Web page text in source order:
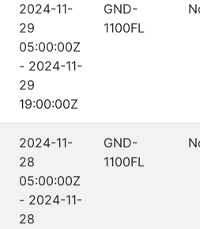
2024-11-
29
05:00:00Z
- 2024-11-
29
19:00:00Z
GND-
1100FL
2024-11-
28
05:00:00Z
- 2024-11-
28
GND-
1100FL